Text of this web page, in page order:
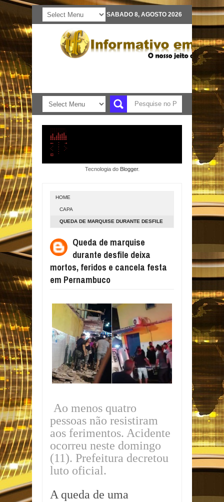
SABADO 8, AGOSTO 2026
Tecnologia do Blogger.
HOME
CAPA
QUEDA DE MARQUISE DURANTE DESFILE
FESTA EM PERNAMBUCO
Queda de marquise
durante desfile deixa
mortos, feridos e cancela festa
em Pernambuco
Ao menos quatro
pessoas não resistiram
aos ferimentos. Acidente
ocorreu neste domingo
(11). Prefeitura decretou
luto oficial.
A queda de uma